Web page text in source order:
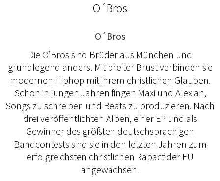
O´Bros
O´Bros
Die O’Bros sind Brüder aus München und
grundlegend anders. Mit breiter Brust verbinden sie
modernen Hiphop mit ihrem christlichen Glauben.
Schon in jungen Jahren fingen Maxi und Alex an,
Songs zu schreiben und Beats zu produzieren. Nach
drei veröffentlichten Alben, einer EP und als
Gewinner des größten deutschsprachigen
Bandcontests sind sie in den letzten Jahren zum
erfolgreichsten christlichen Rapact der EU
angewachsen.